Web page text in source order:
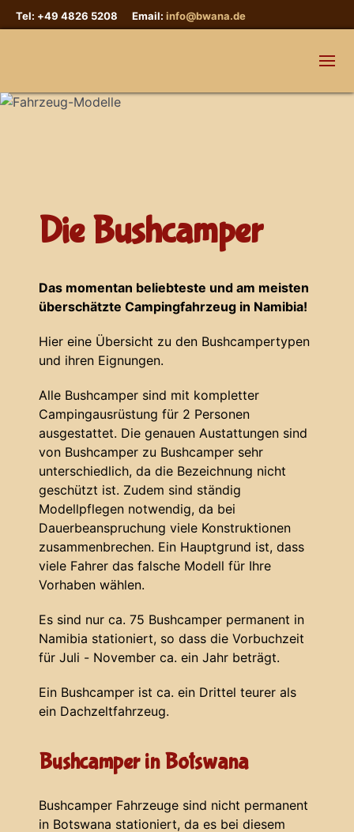
Tel: +49 4826 5208 Email: info@bwana.de
Die Bushcamper
Das momentan beliebteste und am meisten
überschätzte Campingfahrzeug in Namibia!
Hier eine Übersicht zu den Bushcampertypen
und ihren Eignungen.
Alle Bushcamper sind mit kompletter
Campingausrüstung für 2 Personen
ausgestattet. Die genauen Austattungen sind
von Bushcamper zu Bushcamper sehr
unterschiedlich, da die Bezeichnung nicht
geschützt ist. Zudem sind ständig
Modellpflegen notwendig, da bei
Dauerbeanspruchung viele Konstruktionen
zusammenbrechen. Ein Hauptgrund ist, dass
viele Fahrer das falsche Modell für Ihre
Vorhaben wählen.
Es sind nur ca. 75 Bushcamper permanent in
Namibia stationiert, so dass die Vorbuchzeit
für Juli - November ca. ein Jahr beträgt.
Ein Bushcamper ist ca. ein Drittel teurer als
ein Dachzeltfahrzeug.
Bushcamper in Botswana
Bushcamper Fahrzeuge sind nicht permanent
in Botswana stationiert, da es bei diesem